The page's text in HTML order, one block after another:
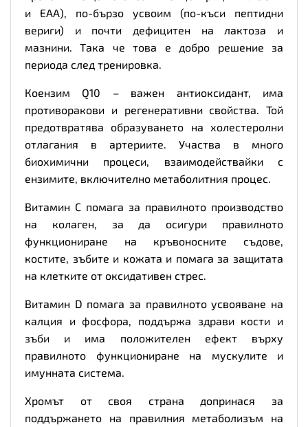
и EAA), по-бързо усвоим (по-къси пептидни
вериги) и почти дефицитен на лактоза и
мазнини. Така че това е добро решение за
периода след тренировка.
Коензим Q10 – важен антиоксидант, има
противоракови и регенеративни свойства. Той
предотвратява образуването на холестеролни
отлагания в артериите. Участва в много
биохимични процеси, взаимодействайки с
ензимите, включително метаболитния процес.
Витамин С помага за правилното производство
на колаген, за да осигури правилното
функциониране на кръвоносните съдове,
костите, зъбите и кожата и помага за защитата
на клетките от оксидативен стрес.
Витамин D помага за правилното усвояване на
калция и фосфора, поддържа здрави кости и
зъби и има положителен ефект върху
правилното функциониране на мускулите и
имунната система.
Хромът от своя страна допринася за
поддържането на правилния метаболизъм на